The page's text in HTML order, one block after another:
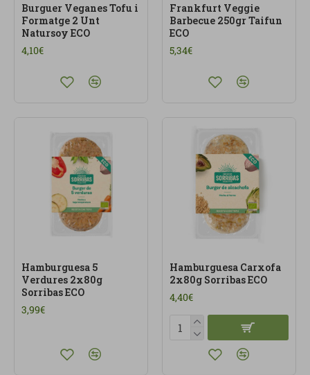
Burguer Veganes Tofu i
Formatge 2 Unt
Natursoy ECO
4,10€
Frankfurt Veggie
Barbecue 250gr Taifun
ECO
5,34€
Hamburguesa 5
Verdures 2x80g
Sorribas ECO
3,99€
Hamburguesa Carxofa
2x80g Sorribas ECO
4,40€